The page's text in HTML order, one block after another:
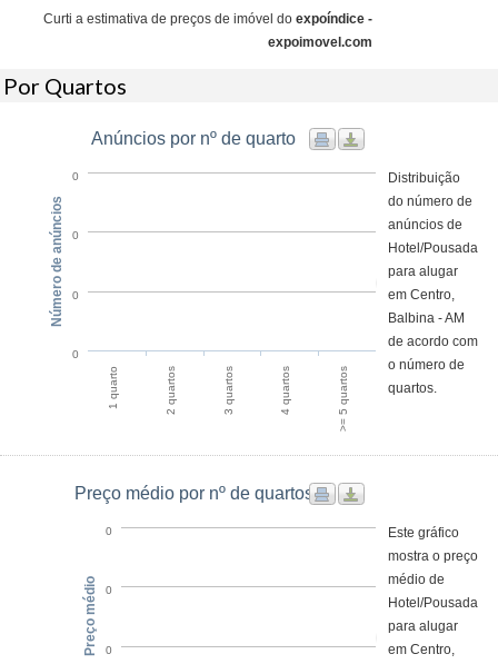
Curti a estimativa de preços de imóvel do expoíndice -
expoimovel.com
Por Quartos
Anúncios por nº de quarto
1 quarto 2 quartos 3 quartos 4 quartos >= 5 quartos
0
0
0
0
Número de anúncios
Distribuição
do número de
anúncios de
Hotel/Pousada
para alugar
em Centro,
Balbina - AM
de acordo com
o número de
quartos.
Preço médio por nº de quartos
0
0
0
Preço médio
Este gráfico
mostra o preço
médio de
Hotel/Pousada
para alugar
em Centro,